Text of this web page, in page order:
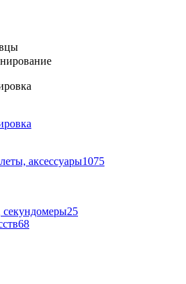
аксессуары1075
25
68